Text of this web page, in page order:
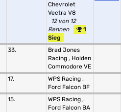
Chevrolet
Vectra V8
12 von 12
Rennen
1
Sieg
33.
Brad Jones
Racing , Holden
Commodore VE
17. WPS Racing ,
Ford Falcon BF
15. WPS Racing ,
Ford Falcon BA